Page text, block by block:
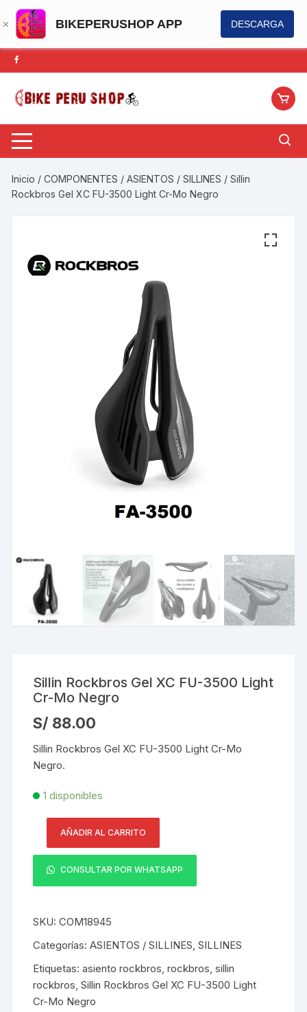
BIKEPERUSHOP APP DESCARGA
Saltar
al
contenido
Inicio /COMPONENTES /ASIENTOS / SILLINES / Sillin
Rockbros Gel XC FU-3500 Light Cr-Mo Negro
Sillin Rockbros Gel XC FU-3500 Light
Cr-Mo Negro
S/ 88.00
Sillin Rockbros Gel XC FU-3500 Light Cr-Mo
Negro.
1 disponibles
Rockbros
Gel
XC
3500
Light
Mo
Negro
cantidad
AÑADIR AL CARRITO
CONSULTAR POR WHATSAPP
SKU:COM18945
Categorías:ASIENTOS / SILLINES,SILLINES
Etiquetas:asiento rockbros,rockbros,sillin
rockbros,Sillin Rockbros Gel XC FU-3500 Light
Cr-Mo Negro